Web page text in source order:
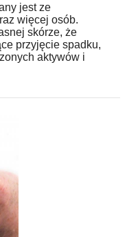
jest ze
więcej osób.
skórze, że
przyjęcie spadku,
aktywów i